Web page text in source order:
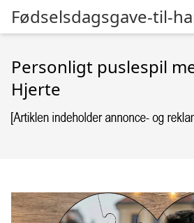
Fødselsdagsgave-til-
Personligt puslespil
Hjerte